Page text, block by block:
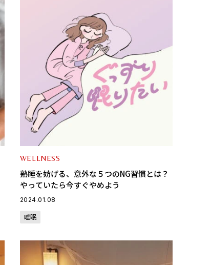
WELLNESS
熟睡を妨げる、意外な５つのNG習慣とは？
やっていたら今すぐやめよう
2024.01.08
睡眠